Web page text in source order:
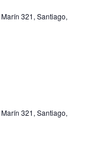
Marín 321, Santiago,
Marín 321, Santiago,